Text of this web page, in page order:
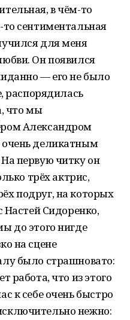
в чём-то
сентиментальная
для меня
Он появился
— его не было
распорядилась
что мы
Александром
деликатным
первую читку он
трёх актрис,
подруг, на которых
Настей Сидоренко,
до этого нигде
на сцене
было страшновато:
работа, что из этого
к себе очень быстро
нежно: